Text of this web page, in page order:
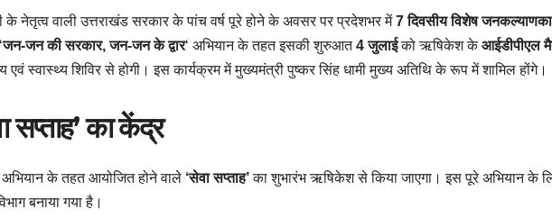
के नेतृत्व वाली उत्तराखंड सरकार के पांच वर्ष पूरे होने के अवसर पर प्रदेशभर में7 दिवसीय विशेष
जन-जन की सरकार, जन-जन के द्वार‘ अभियान के तहत इसकी शुरुआत4 जुलाईको ऋषिकेश केआईडीपीएल
एवं स्वास्थ्य शिविर से होगी। इस कार्यक्रम में मुख्यमंत्री पुष्कर सिंह धामी मुख्य अतिथि के रूप में शामिल होंगे।
का केंद्र
अभियान के तहत आयोजित होने वाले ‘सेवा सप्ताह’का शुभारंभ ऋषिकेश से किया जाएगा। इस पूरे अभियान के
बनाया गया है।